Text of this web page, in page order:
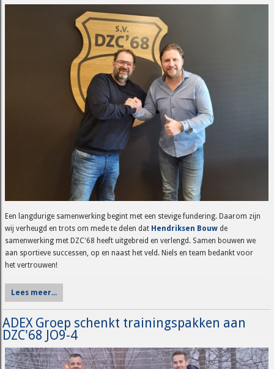
Een langdurige samenwerking begint met een stevige fundering. Daarom zijn
wij verheugd en trots om mede te delen dat Hendriksen Bouw de
samenwerking met DZC'68 heeft uitgebreid en verlengd. Samen bouwen we
aan sportieve successen, op en naast het veld. Niels en team bedankt voor
het vertrouwen!
Lees meer...
ADEX Groep schenkt trainingspakken aan
DZC'68 JO9-4